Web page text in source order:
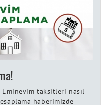
Eminevim taksitleri nasıl
haberimizde